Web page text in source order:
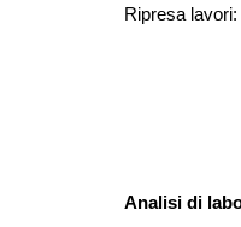
Ripresa
Analisi di